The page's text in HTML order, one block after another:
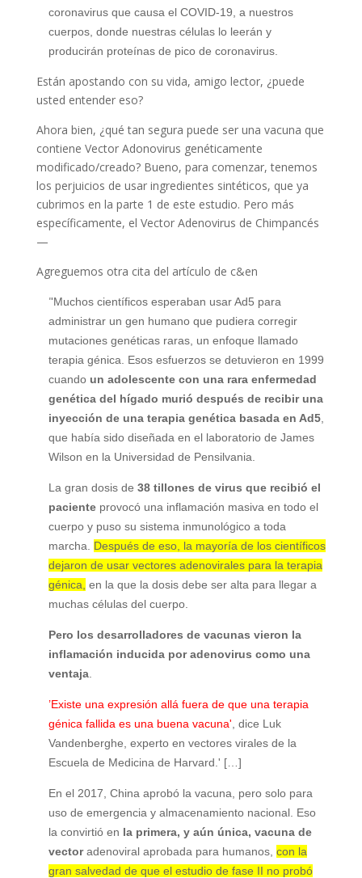
coronavirus que causa el COVID-19, a nuestros
cuerpos, donde nuestras células lo leerán y
producirán proteínas de pico de coronavirus.
Están apostando con su vida, amigo lector, ¿puede
usted entender eso?
Ahora bien, ¿qué tan segura puede ser una vacuna que
contiene Vector Adonovirus genéticamente
modificado/creado? Bueno, para comenzar, tenemos
los perjuicios de usar ingredientes sintéticos, que ya
cubrimos en la parte 1 de este estudio. Pero más
específicamente, el Vector Adenovirus de Chimpancés
—
Agreguemos otra cita del artículo de c&en
"Muchos científicos esperaban usar Ad5 para
administrar un gen humano que pudiera corregir
mutaciones genéticas raras, un enfoque llamado
terapia génica. Esos esfuerzos se detuvieron en 1999
cuando un adolescente con una rara enfermedad
genética del hígado murió después de recibir una
inyección de una terapia genética basada en Ad5,
que había sido diseñada en el laboratorio de James
Wilson en la Universidad de Pensilvania.
La gran dosis de 38 tillones de virus que recibió el
pacienteprovocó una inflamación masiva en todo el
cuerpo y puso su sistema inmunológico a toda
marcha. Después de eso, la mayoría de los científicos
dejaron de usar vectores adenovirales para la terapia
génica, en la que la dosis debe ser alta para llegar a
muchas células del cuerpo.
Pero los desarrolladores de vacunas vieron la
inflamación inducida por adenovirus como una
ventaja.
’Existe una expresión allá fuera de que una terapia
génica fallida es una buena vacuna' , dice Luk
Vandenberghe, experto en vectores virales de la
Escuela de Medicina de Harvard.' […]
En el 2017, China aprobó la vacuna, pero solo para
uso de emergencia y almacenamiento nacional. Eso
la convirtió en la primera, y aún única, vacuna de
vectoradenoviral aprobada para humanos, con la
gran salvedad de que el estudio de fase II no probó